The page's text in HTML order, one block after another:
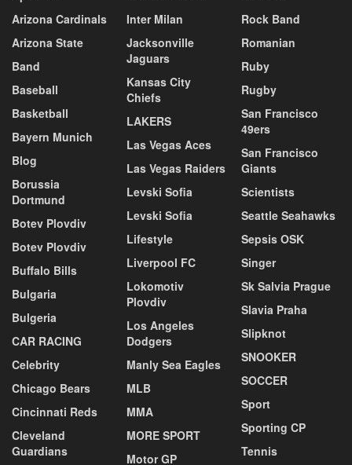
Arizona Cardinals
Arizona State
Band
Baseball
Basketball
Bayern Munich
Blog
Borussia
Dortmund
Botev Plovdiv
Botev Plovdiv
Buffalo Bills
Bulgaria
Bulgeria
CAR RACING
Celebrity
Chicago Bears
Cincinnati Reds
Cleveland
Guardians
Inter Milan
Jacksonville
Jaguars
Kansas City
Chiefs
LAKERS
Las Vegas Aces
Las Vegas Raiders
Levski Sofia
Levski Sofia
Lifestyle
Liverpool FC
Lokomotiv
Plovdiv
Los Angeles
Dodgers
Manly Sea Eagles
MLB
MMA
MORE SPORT
Motor GP
Rock Band
Romanian
Ruby
Rugby
San Francisco
49ers
San Francisco
Giants
Scientists
Seattle Seahawks
Sepsis OSK
Singer
Sk Salvia Prague
Slavia Praha
Slipknot
SNOOKER
SOCCER
Sport
Sporting CP
Tennis